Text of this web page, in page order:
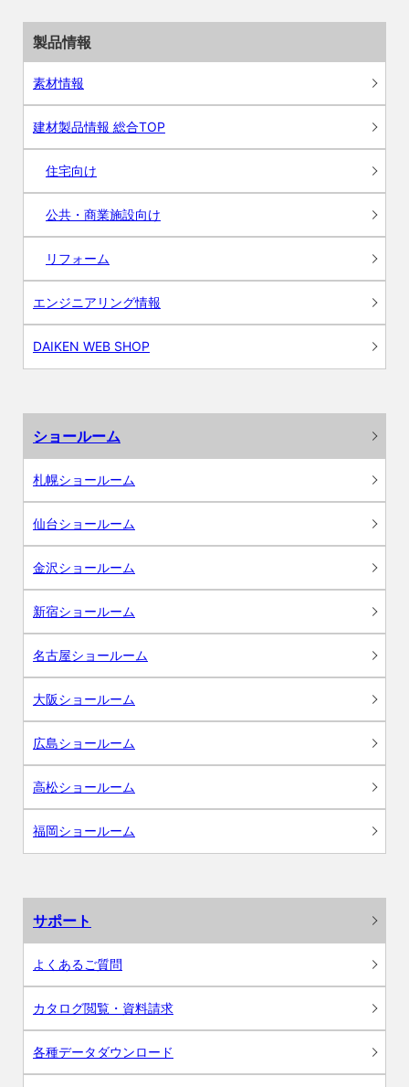
製品情報
素材情報
建材製品情報 総合TOP
住宅向け
公共・商業施設向け
リフォーム
エンジニアリング情報
DAIKEN WEB SHOP
ショールーム
札幌ショールーム
仙台ショールーム
金沢ショールーム
新宿ショールーム
名古屋ショールーム
大阪ショールーム
広島ショールーム
高松ショールーム
福岡ショールーム
サポート
よくあるご質問
カタログ閲覧・資料請求
各種データダウンロード